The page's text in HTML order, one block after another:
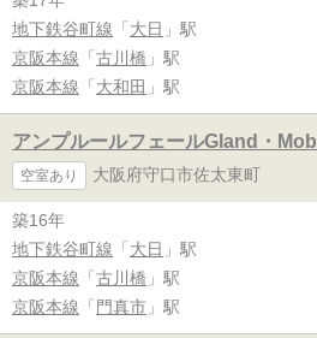
地下鉄谷町線 「 大日 」駅
京阪本線 「 古川橋 」駅
京阪本線 「 大和田 」駅
アンプルールフェールGland・Mob
空室あり 大阪府守口市佐太東町
築16年
地下鉄谷町線 「 大日 」駅
京阪本線 「 古川橋 」駅
京阪本線 「 門真市 」駅